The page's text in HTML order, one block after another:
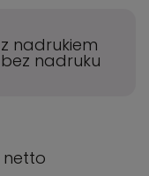
z nadrukiem
bez nadruku
netto